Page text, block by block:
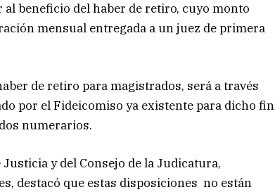
beneficio del haber de retiro, cuyo monto
mensual entregada a un juez de primera
de retiro para magistrados, será a través
por el Fideicomiso ya existente para dicho fin
numerarios.
y del Consejo de la Judicatura,
destacó que estas disposiciones no están